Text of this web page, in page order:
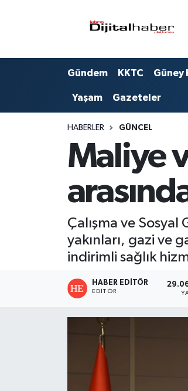
Gündem KKTC Güney
Yaşam Gazeteler
HABERLER GÜNCEL
Maliye
Çalışma ve Sosyal
yakınları, gazi ve
indirimli sağlık
HABER EDITÖR
EDITÖR
Trafik Durumu
Süper Lig Puan Durumu ve Fikstür
Son Dakika Haberleri
Haber Arşivi